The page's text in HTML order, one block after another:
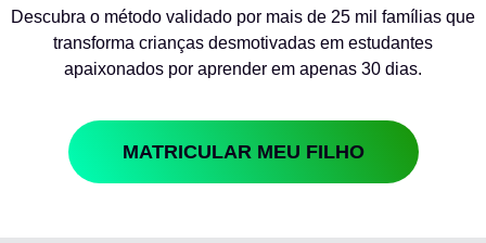
Descubra o método validado por mais de 25 mil famílias que
transforma crianças desmotivadas em estudantes
apaixonados por aprender em apenas 30 dias.
MATRICULAR MEU FILHO